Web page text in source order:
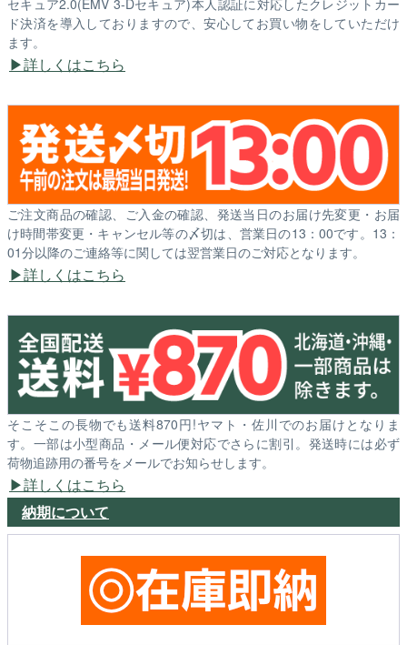
セキュア2.0(EMV 3-Dセキュア)本人認証に対応したクレジットカー
ド決済を導入しておりますので、安心してお買い物をしていただけ
ます。
詳しくはこちら
ご注文商品の確認、ご入金の確認、発送当日のお届け先変更・お届
け時間帯変更・キャンセル等の〆切は、営業日の13：00です。13：
01分以降のご連絡等に関しては翌営業日のご対応となります。
詳しくはこちら
そこそこの長物でも送料870円!ヤマト・佐川でのお届けとなりま
す。一部は小型商品・メール便対応でさらに割引。発送時には必ず
荷物追跡用の番号をメールでお知らせします。
詳しくはこちら
納期について